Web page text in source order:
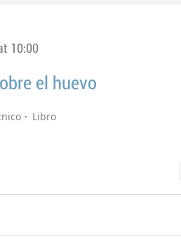
10:00
el huevo
Libro